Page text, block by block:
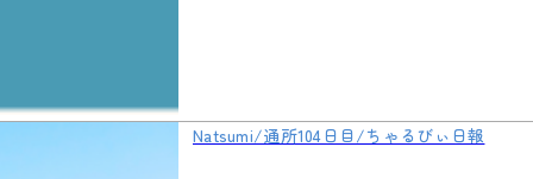
Natsumi/通所104日目/ちゃるびぃ日報